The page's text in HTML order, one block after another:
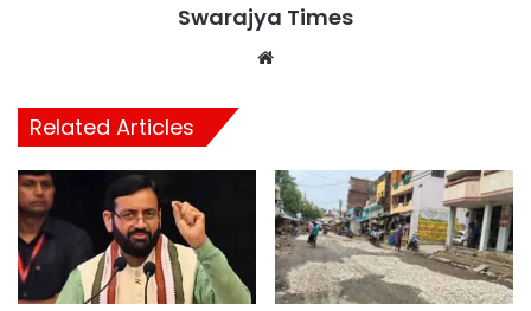
Swarajya Times
Related Articles